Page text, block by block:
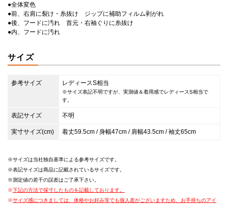
●全体変色
●前、右肩に裂け・糸抜け ジップに補助フィルム剥がれ
●後、フードに汚れ 首元・右袖ぐりに糸抜け
●内、フードに汚れ
サイズ
参考サイズ レディースS相当
※サイズ表記不明ですが、実測値＆着用感でレディースS相当で
す。
表記サイズ 不明
実寸サイズ(cm) 着丈59.5cm / 身幅47cm / 肩幅43.5cm / 袖丈65cm
サイズは当社独自基準による参考サイズです。
表記サイズは商品に記載されているサイズです。
測定値の若干の誤差はご了承下さい。
下記の方法で採寸したものを記載しております。
サイズ感につきましては、体格やお好み等でも個人差がございますため、お手持ちのアイ